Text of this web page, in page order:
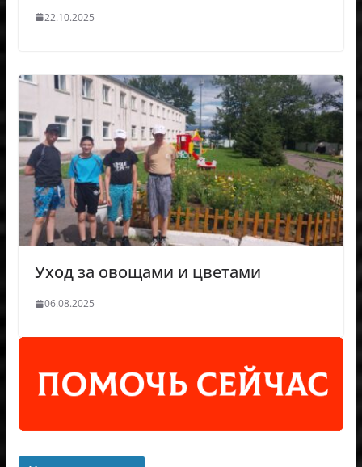
22.10.2025
Уход за овощами и цветами
06.08.2025